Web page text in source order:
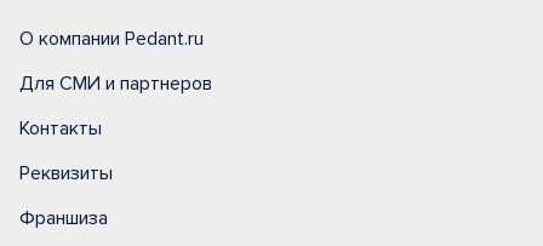
О компании Pedant.ru
Для СМИ и партнеров
Контакты
Реквизиты
Франшиза